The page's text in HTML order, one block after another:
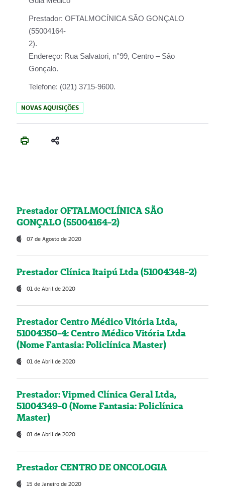
Prestador: OFTALMOCÍNICA SÃO GONÇALO
(55004164-
2).
Endereço: Rua Salvatori, n°99, Centro – São
Gonçalo.
Telefone: (021) 3715-9600.
NOVAS AQUISIÇÕES
Prestador OFTALMOCLÍNICA SÃO
GONÇALO (55004164-2)
07 de Agosto de 2020
Prestador Clínica Itaipú Ltda (51004348-2)
01 de Abril de 2020
Prestador Centro Médico Vitória Ltda,
51004350-4: Centro Médico Vitória Ltda
(Nome Fantasia: Policlínica Master)
01 de Abril de 2020
Prestador: Vipmed Clínica Geral Ltda,
51004349-0 (Nome Fantasia: Policlínica
Master)
01 de Abril de 2020
Prestador CENTRO DE ONCOLOGIA
15 de Janeiro de 2020